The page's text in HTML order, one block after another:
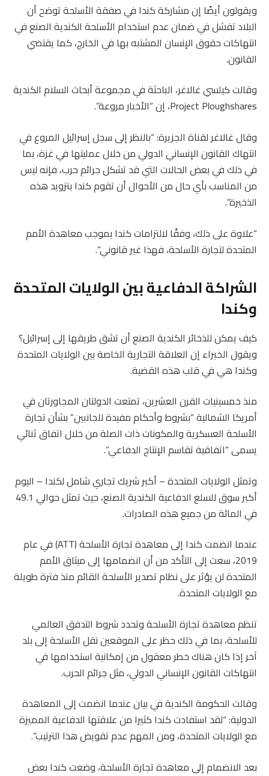
ويقولون أيضًا إن مشاركة كندا في صفقة الأسلحة توضح أن
البلاد تفشل في ضمان عدم استخدام الأسلحة الكندية الصنع في
انتهاكات حقوق الإنسان المشتبه بها في الخارج، كما يقتضي
القانون.
وقالت كيلسي غالاغر، الباحثة في مجموعة أبحاث السلام الكندية
Project Ploughshares، إن “الأخبار مروعة”.
وقال غالاغر لقناة الجزيرة: “بالنظر إلى سجل إسرائيل المروع في
انتهاك القانون الإنساني الدولي من خلال عمليتها في غزة، بما
في ذلك في بعض الحالات التي قد تشكل جرائم حرب، فإنه ليس
من المناسب بأي حال من الأحوال أن تقوم كندا بتزويد هذه
الذخيرة”.
“علاوة على ذلك، وفقًا لالتزامات كندا بموجب معاهدة الأمم
المتحدة لتجارة الأسلحة، فهذا غير قانوني”.
الشراكة الدفاعية بين الولايات المتحدة
وكندا
كيف يمكن للذخائر الكندية الصنع أن تشق طريقها إلى إسرائيل؟
ويقول الخبراء إن العلاقة التجارية الخاصة بين الولايات المتحدة
وكندا هي في قلب هذه القضية.
منذ خمسينيات القرن العشرين، تمتعت الدولتان المجاورتان في
أمريكا الشمالية “بشروط وأحكام مفيدة للجانبين” بشأن تجارة
الأسلحة العسكرية والمكونات ذات الصلة من خلال اتفاق ثنائي
يسمى “اتفاقية تقاسم الإنتاج الدفاعي”.
وتمثل الولايات المتحدة – أكبر شريك تجاري شامل لكندا – اليوم
أكبر سوق للسلع الدفاعية الكندية الصنع، حيث تمثل حوالي 49.1
في المائة من جميع هذه الصادرات.
عندما انضمت كندا إلى معاهدة تجارة الأسلحة (ATT) في عام
2019، سعت إلى التأكد من أن انضمامها إلى ميثاق الأمم
المتحدة لن يؤثر على نظام تصدير الأسلحة القائم منذ فترة طويلة
مع الولايات المتحدة.
تنظم معاهدة تجارة الأسلحة وتحدد شروط التدفق العالمي
للأسلحة، بما في ذلك حظر على الموقعين نقل الأسلحة إلى بلد
آخر إذا كان هناك خطر معقول من إمكانية استخدامها في
انتهاكات القانون الإنساني الدولي، مثل جرائم الحرب.
وقالت الحكومة الكندية في بيان عندما انضمت إلى المعاهدة
الدولية: “لقد استفادت كندا كثيرا من علاقتها الدفاعية المميزة
مع الولايات المتحدة، ومن المهم عدم تقويض هذا الترتيب”.
بعد الانضمام إلى معاهدة تجارة الأسلحة، وضعت كندا بعض